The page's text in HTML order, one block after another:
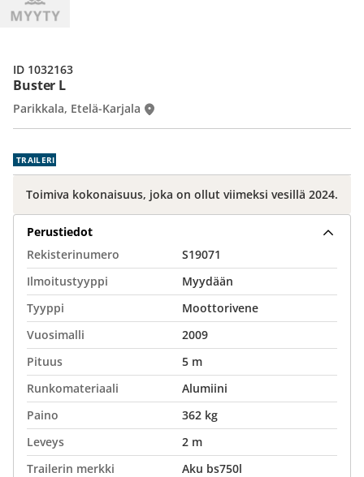
Buster L
Parikkala, Etelä-Karjala
ID 1032163
TRAILERI
Toimiva kokonaisuus, joka on ollut viimeksi vesillä 2024.
Perustiedot
Rekisterinumero
S19071
Ilmoitustyyppi
Myydään
Tyyppi
Moottorivene
Vuosimalli
2009
Pituus
5 m
Runkomateriaali
Alumiini
Paino
362 kg
Leveys
2 m
Trailerin merkki
Aku bs750l